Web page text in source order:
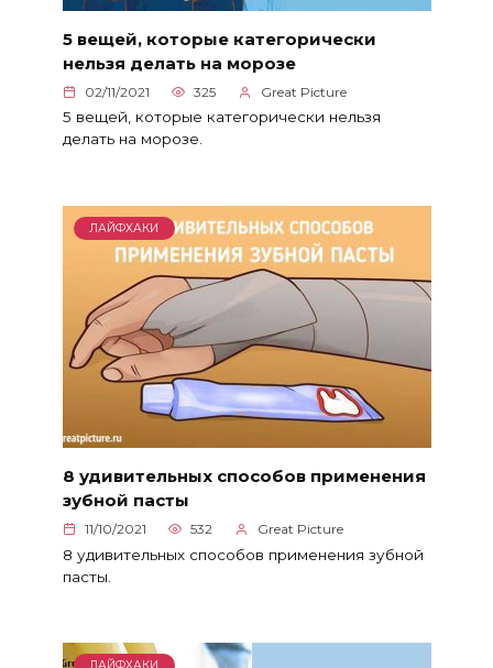
5 вещей, которые категорически
нельзя делать на морозе
02/11/2021 325 Great Picture
5 вещей, которые категорически нельзя
делать на морозе.
ЛАЙФХАКИ
8 удивительных способов применения
зубной пасты
11/10/2021 532 Great Picture
8 удивительных способов применения зубной
пасты.